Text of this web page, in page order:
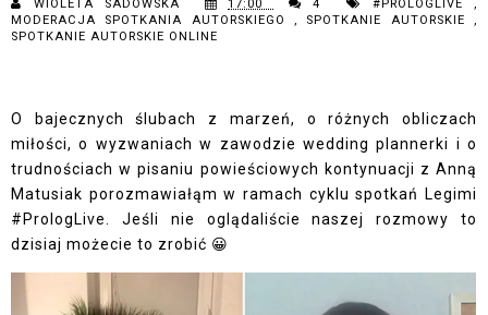
WIOLETA SADOWSKA 17:00 4 #PROLOGLIVE,
MODERACJA SPOTKANIA AUTORSKIEGO , SPOTKANIE AUTORSKIE,
SPOTKANIE AUTORSKIE ONLINE
O bajecznych ślubach z marzeń, o różnych obliczach
miłości, o wyzwaniach w zawodzie wedding plannerki i o
trudnościach w pisaniu powieściowych kontynuacji z Anną
Matusiak porozmawiałąm w ramach cyklu spotkań Legimi
#PrologLive. Jeśli nie oglądaliście naszej rozmowy to
dzisiaj możecie to zrobić 😀